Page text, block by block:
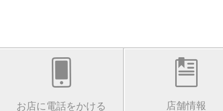
お店に電話をかける 店舗情報